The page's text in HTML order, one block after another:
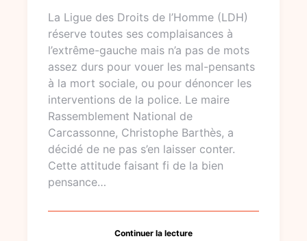
La Ligue des Droits de l’Homme (LDH)
réserve toutes ses complaisances à
l’extrême-gauche mais n’a pas de mots
assez durs pour vouer les mal-pensants
à la mort sociale, ou pour dénoncer les
interventions de la police. Le maire
Rassemblement National de
Carcassonne, Christophe Barthès, a
décidé de ne pas s’en laisser conter.
Cette attitude faisant fi de la bien
pensance…
Continuer la lecture